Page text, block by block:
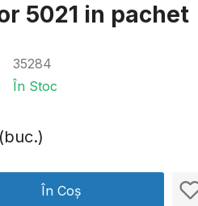
5021 in pachet
35284
În Stoc
(buc.)
În Coș